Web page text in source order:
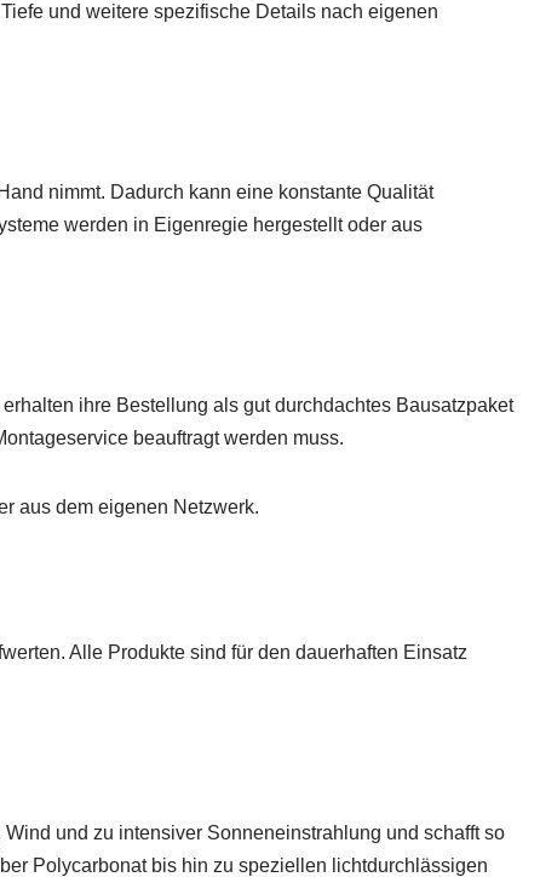
und weitere spezifische Details nach eigenen
nimmt. Dadurch kann eine konstante Qualität
werden in Eigenregie hergestellt oder aus
ihre Bestellung als gut durchdachtes Bausatzpaket
beauftragt werden muss.
aus dem eigenen Netzwerk.
Alle Produkte sind für den dauerhaften Einsatz
und zu intensiver Sonneneinstrahlung und schafft so
Polycarbonat bis hin zu speziellen lichtdurchlässigen